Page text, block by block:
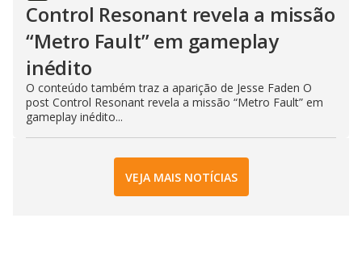
Control Resonant revela a missão
“Metro Fault” em gameplay
inédito
O conteúdo também traz a aparição de Jesse Faden O
post Control Resonant revela a missão “Metro Fault” em
gameplay inédito...
VEJA MAIS NOTÍCIAS